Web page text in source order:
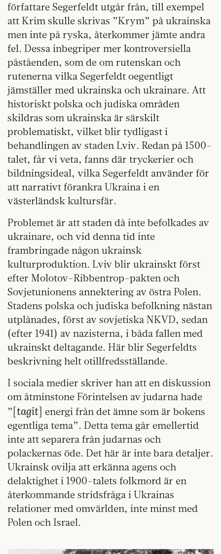
författare Segerfeldt utgår från, till exempel
att Krim skulle skrivas ”Krym” på ukrainska
men inte på ryska, återkommer jämte andra
fel. Dessa inbegriper mer kontroversiella
påståenden, som de om rutenskan och
rutenerna vilka Segerfeldt oegentligt
jämställer med ukrainska och ukrainare. Att
historiskt polska och judiska områden
skildras som ukrainska är särskilt
problematiskt, vilket blir tydligast i
behandlingen av staden Lviv. Redan på 1500-
talet, får vi veta, fanns där tryckerier och
bildningsideal, vilka Segerfeldt använder för
att narrativt förankra Ukraina i en
västerländsk kultursfär.
Problemet är att staden då inte befolkades av
ukrainare, och vid denna tid inte
frambringade någon ukrainsk
kulturproduktion. Lviv blir ukrainskt först
efter Molotov-Ribbentrop-pakten och
Sovjetunionens annektering av östra Polen.
Stadens polska och judiska befolkning nästan
utplånades, först av sovjetiska NKVD, sedan
(efter 1941) av nazisterna, i båda fallen med
ukrainskt deltagande. Här blir Segerfeldts
beskrivning helt otillfredsställande.
I sociala medier skriver han att en diskussion
om åtminstone Förintelsen av judarna hade
”[tagit] energi från det ämne som är bokens
egentliga tema”. Detta tema går emellertid
inte att separera från judarnas och
polackernas öde. Det här är inte bara detaljer.
Ukrainsk ovilja att erkänna agens och
delaktighet i 1900-talets folkmord är en
återkommande stridsfråga i Ukrainas
relationer med omvärlden, inte minst med
Polen och Israel.